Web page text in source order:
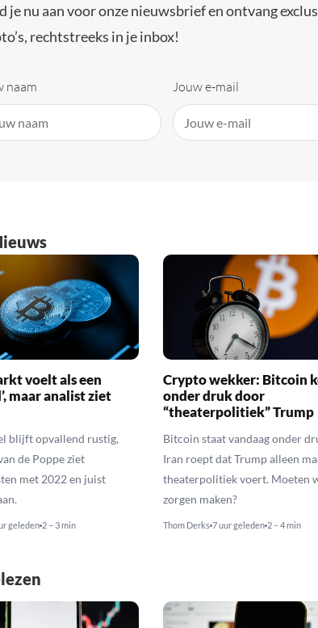
je nu aan voor onze nieuwsbrief en ontvang
rechtstreeks in je inbox!
naam Jouw e-mail
voelt als een
maar analist ziet
blijft opvallend rustig,
de Poppe ziet
met 2022 en juist
geleden 2 – 3 min
Crypto wekker: Bitcoin
onder druk door
“theaterpolitiek” Trump
Bitcoin staat vandaag onder
Iran roept dat Trump alleen
theaterpolitiek voert. Moeten
zorgen maken?
Thom Derks 7 uur geleden 2 – 4 min